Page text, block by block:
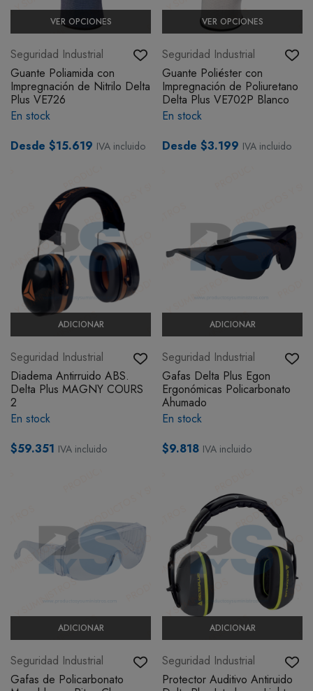
VER OPCIONES
Seguridad Industrial
Guante Poliamida con
Impregnación de Nitrilo Delta
Plus VE726
En stock
Desde $15.619 IVA incluido
VER OPCIONES
Seguridad Industrial
Guante Poliéster con
Impregnación de Poliuretano
Delta Plus VE702P Blanco
En stock
Desde $3.199 IVA incluido
ADICIONAR
Seguridad Industrial
Diadema Antirruido ABS.
Delta Plus MAGNY COURS
2
En stock
$59.351 IVA incluido
ADICIONAR
Seguridad Industrial
Gafas Delta Plus Egon
Ergonómicas Policarbonato
Ahumado
En stock
$9.818 IVA incluido
ADICIONAR
Seguridad Industrial
Gafas de Policarbonato
ADICIONAR
Seguridad Industrial
Protector Auditivo Antiruido